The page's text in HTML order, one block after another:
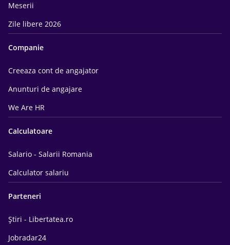
Meserii
Zile libere 2026
Companie
Creeaza cont de angajator
Anunturi de angajare
We Are HR
Calculatoare
Salario - Salarii Romania
Calculator salariu
Parteneri
Știri - Libertatea.ro
Jobradar24